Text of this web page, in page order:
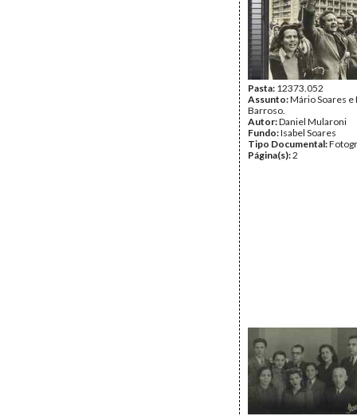
Pasta: 12373.052
Assunto:Mário Soares e
Barroso.
Autor:Daniel Mularoni
Fundo:Isabel Soares
Tipo Documental:
Página(s):2